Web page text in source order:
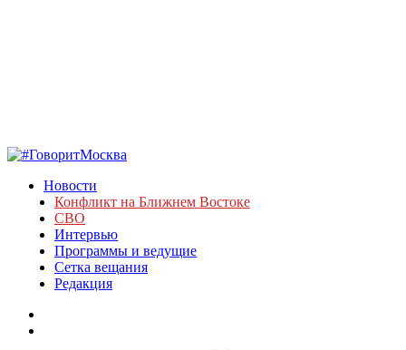
Новости
Конфликт на Ближнем Востоке
СВО
Интервью
Программы и ведущие
Сетка вещания
Редакция